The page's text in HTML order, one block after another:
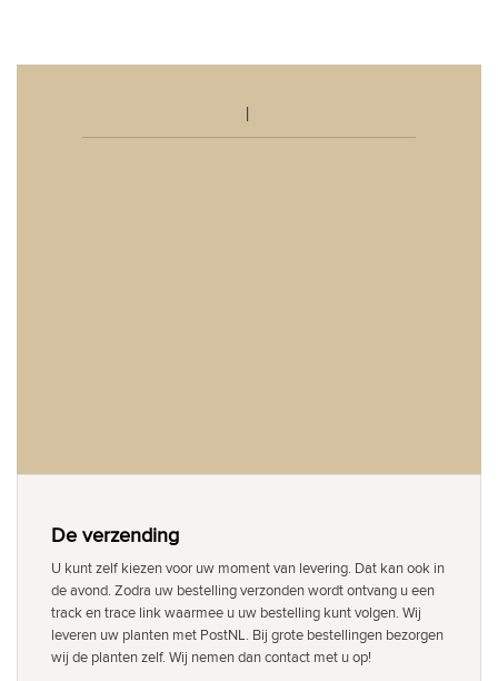
De verzending
U kunt zelf kiezen voor uw moment van levering. Dat kan ook in
de avond. Zodra uw bestelling verzonden wordt ontvang u een
track en trace link waarmee u uw bestelling kunt volgen. Wij
leveren uw planten met PostNL. Bij grote bestellingen bezorgen
wij de planten zelf. Wij nemen dan contact met u op!